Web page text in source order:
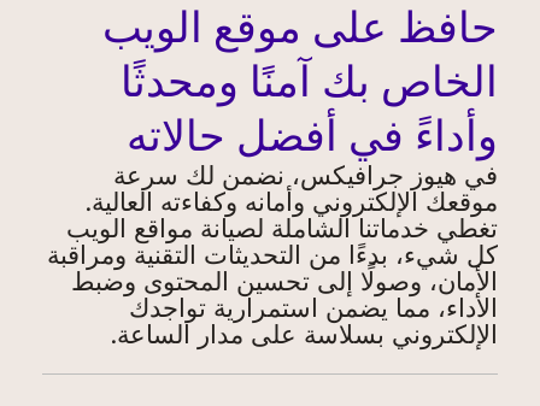
حافظ على موقع الويب
الخاص بك آمنًا ومحدثًا
وأداءً في أفضل حالاته
في هيوز جرافيكس، نضمن لك سرعة
موقعك الإلكتروني وأمانه وكفاءته العالية.
تغطي خدماتنا الشاملة لصيانة مواقع الويب
كل شيء، بدءًا من التحديثات التقنية ومراقبة
الأمان، وصولًا إلى تحسين المحتوى وضبط
الأداء، مما يضمن استمرارية تواجدك
الإلكتروني بسلاسة على مدار الساعة.